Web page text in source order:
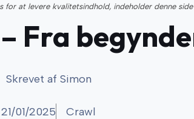
for at levere kvalitetsindhold, indeholder denne side
Fra
Skrevet af Simon
21/01/2025 Crawl